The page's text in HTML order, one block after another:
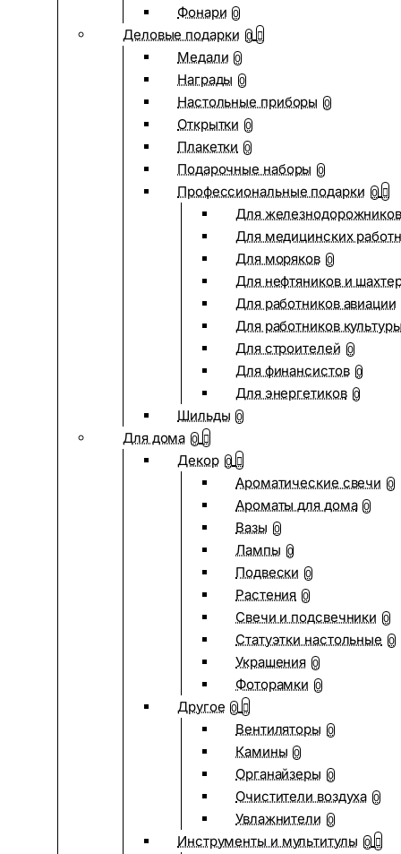
Фонари 0
Деловые подарки 0
Медали 0
Награды 0
Настольные приборы 0
Открытки 0
Плакетки 0
Подарочные наборы 0
Профессиональные подарки 0
Для железнодорожников
Для медицинских
Для моряков 0
Для нефтяников и
Для работников авиации
Для работников
Для строителей 0
Для финансистов 0
Для энергетиков 0
Шильды 0
Для дома 0
Декор 0
Ароматические свечи 0
Ароматы для дома 0
Вазы 0
Лампы 0
Подвески 0
Растения 0
Свечи и подсвечники 0
Статуэтки настольные 0
Украшения 0
Фоторамки 0
Другое 0
Вентиляторы 0
Камины 0
Органайзеры 0
Очистители воздуха 0
Увлажнители 0
Инструменты и мультитулы 0